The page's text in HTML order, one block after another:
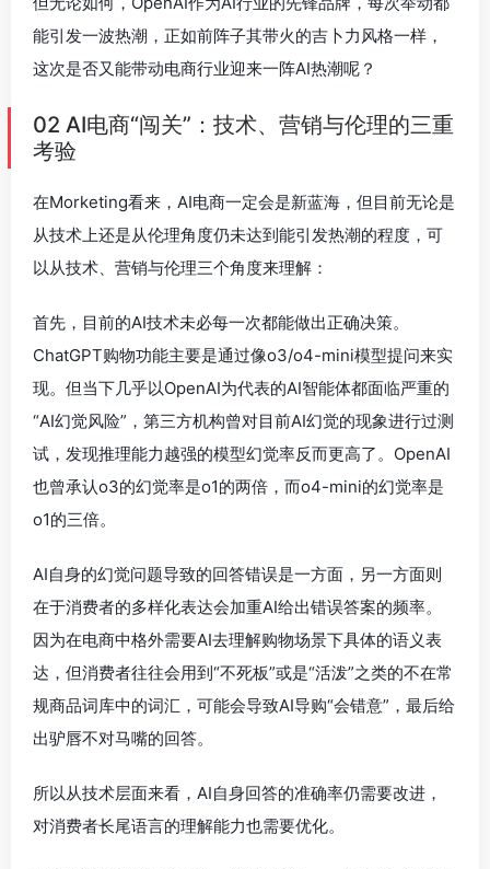
能引发一波热潮，正如前阵子其带火的吉卜力风格一样，
这次是否又能带动电商行业迎来一阵AI热潮呢？
02 AI电商“闯关”：技术、营销与伦理的三重
考验
在Morketing看来，AI电商一定会是新蓝海，但目前无论是
从技术上还是从伦理角度仍未达到能引发热潮的程度，可
以从技术、营销与伦理三个角度来理解：
首先，目前的AI技术未必每一次都能做出正确决策。
ChatGPT购物功能主要是通过像o3/o4-mini模型提问来实
现。但当下几乎以OpenAI为代表的AI智能体都面临严重的
“AI幻觉风险”，第三方机构曾对目前AI幻觉的现象进行过测
试，发现推理能力越强的模型幻觉率反而更高了。OpenAI
也曾承认o3的幻觉率是o1的两倍，而o4-mini的幻觉率是
o1的三倍。
AI自身的幻觉问题导致的回答错误是一方面，另一方面则
在于消费者的多样化表达会加重AI给出错误答案的频率。
因为在电商中格外需要AI去理解购物场景下具体的语义表
达，但消费者往往会用到“不死板”或是“活泼”之类的不在常
规商品词库中的词汇，可能会导致AI导购“会错意”，最后给
出驴唇不对马嘴的回答。
所以从技术层面来看，AI自身回答的准确率仍需要改进，
对消费者长尾语言的理解能力也需要优化。